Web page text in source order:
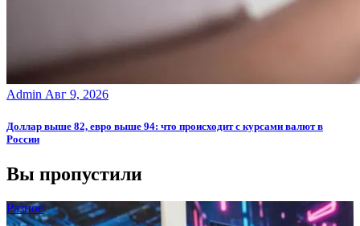
Admin Авг 9, 2026
Доллар выше 82, евро выше 94: что происходит с курсами валют в
России
Вы пропустили
Разное